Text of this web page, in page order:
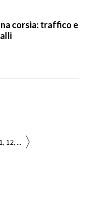
corsia: traffico e
12 ...